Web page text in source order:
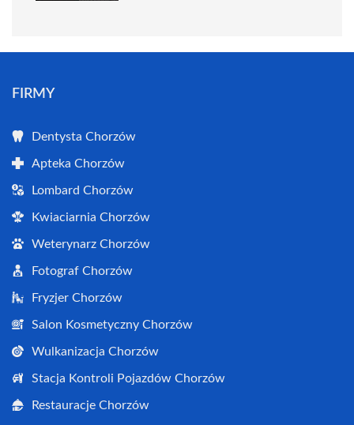
FIRMY
Dentysta Chorzów
Apteka Chorzów
Lombard Chorzów
Kwiaciarnia Chorzów
Weterynarz Chorzów
Fotograf Chorzów
Fryzjer Chorzów
Salon Kosmetyczny Chorzów
Wulkanizacja Chorzów
Stacja Kontroli Pojazdów Chorzów
Restauracje Chorzów